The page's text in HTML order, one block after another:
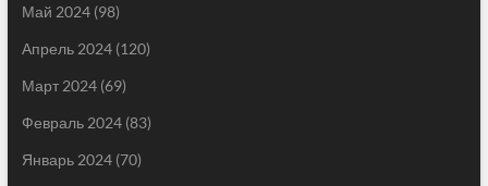
Май 2024(98)
Апрель 2024(120)
Март 2024(69)
Февраль 2024(83)
Январь 2024(70)